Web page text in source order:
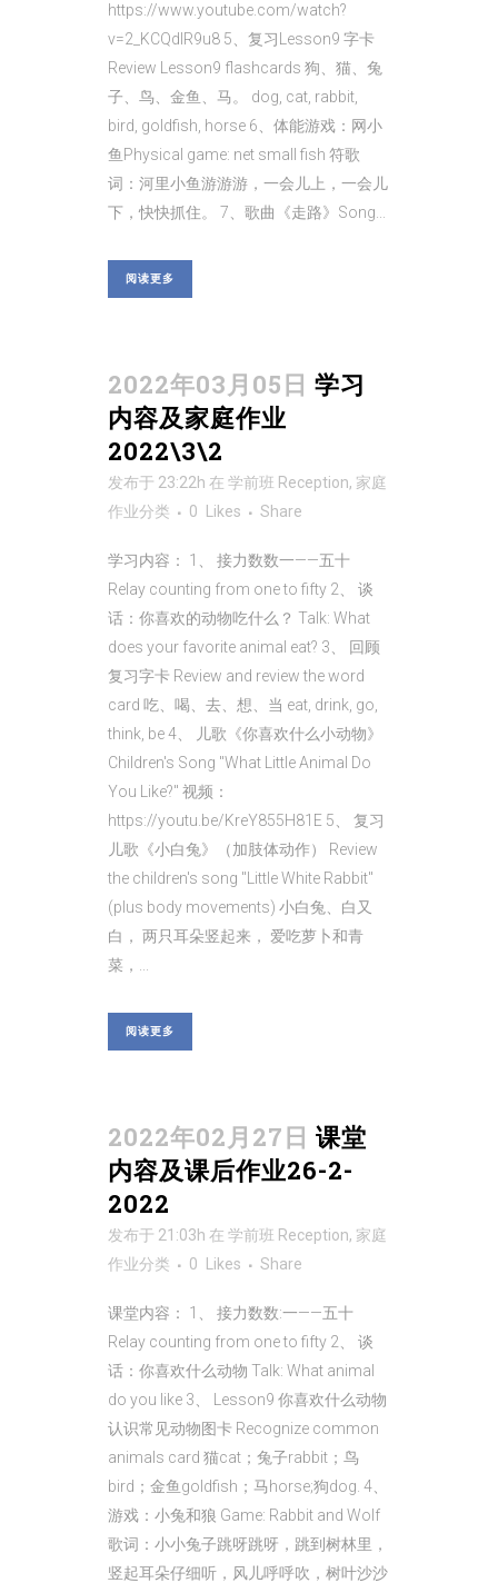
https://www.youtube.com/watch?
v=2_KCQdIR9u8 5、复习Lesson9 字卡
Review Lesson9 flashcards 狗、猫、兔
子、鸟、金鱼、马。 dog, cat, rabbit,
bird, goldfish, horse 6、体能游戏：网小
鱼Physical game: net small fish 符歌
词：河里小鱼游游游，一会儿上，一会儿
下，快快抓住。 7、歌曲《走路》Song...
阅读更多
2022年03月05日 学习
内容及家庭作业
2022\3\2
发布于 23:22h 在 学前班 Reception, 家庭
作业分类 0 Likes Share
学习内容： 1、 接力数数一——五十
Relay counting from one to fifty 2、 谈
话：你喜欢的动物吃什么？ Talk: What
does your favorite animal eat? 3、 回顾
复习字卡 Review and review the word
card 吃、喝、去、想、当 eat, drink, go,
think, be 4、 儿歌《你喜欢什么小动物》
Children's Song "What Little Animal Do
You Like?" 视频：
https://youtu.be/KreY855H81E 5、 复习
儿歌《小白兔》（加肢体动作） Review
the children's song "Little White Rabbit"
(plus body movements) 小白兔、白又
白， 两只耳朵竖起来， 爱吃萝卜和青
菜，...
阅读更多
2022年02月27日 课堂
内容及课后作业26-2-
2022
发布于 21:03h 在 学前班 Reception, 家庭
作业分类 0 Likes Share
课堂内容： 1、 接力数数:一——五十
Relay counting from one to fifty 2、 谈
话：你喜欢什么动物 Talk: What animal
do you like 3、 Lesson9 你喜欢什么动物
认识常见动物图卡 Recognize common
animals card 猫cat；兔子rabbit；鸟
bird；金鱼goldfish；马horse;狗dog. 4、
游戏：小兔和狼 Game: Rabbit and Wolf
歌词：小小兔子跳呀跳呀，跳到树林里，
竖起耳朵仔细听，风儿呼呼吹，树叶沙沙